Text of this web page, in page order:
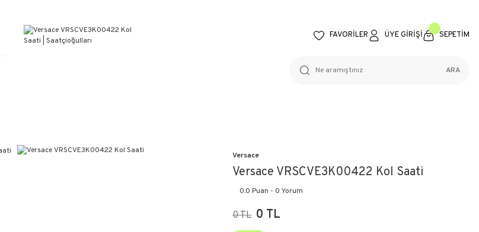
WEB SİTESİNE ÖZEL FİYATLAR
KAÇIRILMAYACAK FIRSATLAR
FAVORİLER ÜYE GİRİŞİ SEPETİM
ARA
Versace
Versace VRSCVE3K00422 Kol Saati
0.0 Puan - 0 Yorum
0 TL 0 TL